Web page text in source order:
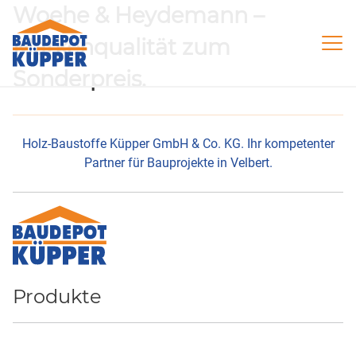
Woehe & Heydemann –
Markenqualität zum
Holz-Baustoffe Küpper GmbH & Co. KG. Ihr kompetenter
Partner für Bauprojekte in Velbert.
Produkte